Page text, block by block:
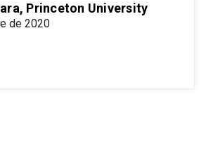
Princeton University
de 2020